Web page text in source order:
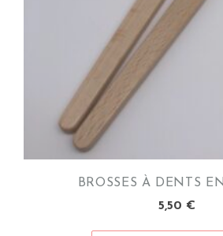
page
BROSSES À DENTS
5,50 €